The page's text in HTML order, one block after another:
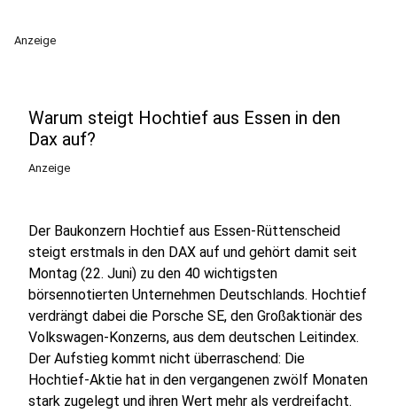
Anzeige
Warum steigt Hochtief aus Essen in den
Dax auf?
Anzeige
Der Baukonzern Hochtief aus Essen-Rüttenscheid
steigt erstmals in den DAX auf und gehört damit seit
Montag (22. Juni) zu den 40 wichtigsten
börsennotierten Unternehmen Deutschlands. Hochtief
verdrängt dabei die Porsche SE, den Großaktionär des
Volkswagen-Konzerns, aus dem deutschen Leitindex.
Der Aufstieg kommt nicht überraschend: Die
Hochtief-Aktie hat in den vergangenen zwölf Monaten
stark zugelegt und ihren Wert mehr als verdreifacht.